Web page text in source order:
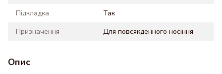
Підкладка
Так
Призначення
Для повсякденного носіння
Опис